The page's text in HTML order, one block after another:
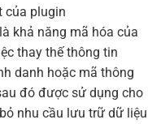
của plugin
khả năng mã hóa của
thay thế thông tin
danh hoặc mã thông
đó được sử dụng cho
nhu cầu lưu trữ dữ liệu